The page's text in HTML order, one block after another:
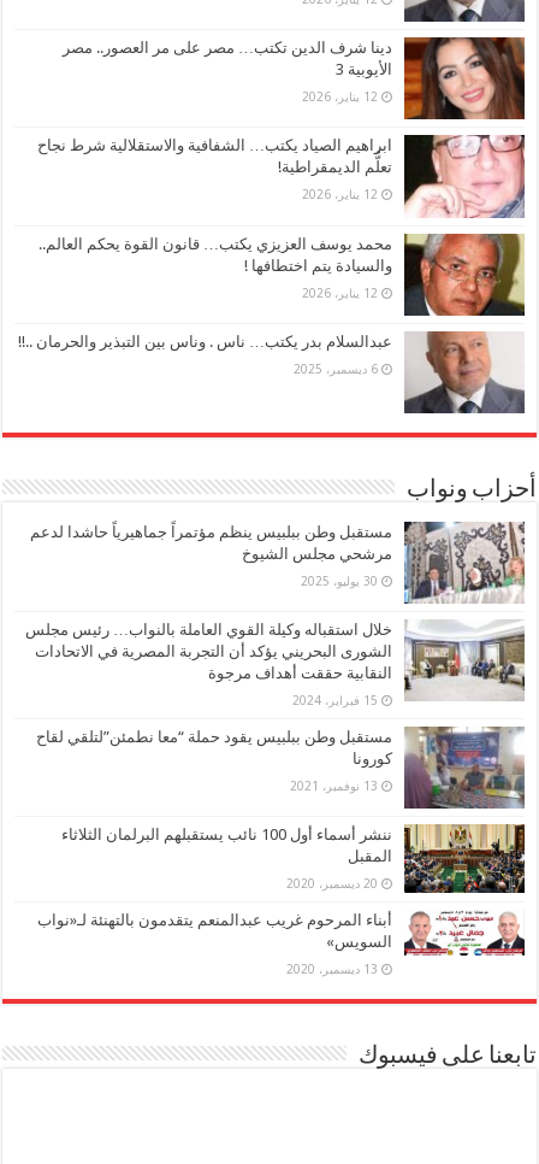
دينا شرف الدين تكتب… مصر على مر العصور.. مصر
الأيوبية 3
12 يناير، 2026
ابراهيم الصياد يكتب… الشفافية والاستقلالية شرط نجاح
تعلُّم الديمقراطية!
12 يناير، 2026
محمد يوسف العزيزي يكتب… قانون القوة يحكم العالم..
والسيادة يتم اختطافها !
12 يناير، 2026
عبدالسلام بدر يكتب… ناس . وناس بين التبذير والحرمان ..!!
6 ديسمبر، 2025
أحزاب ونواب
مستقبل وطن ببلبيس ينظم مؤتمراً جماهيرياً حاشدا لدعم
مرشحي مجلس الشيوخ
30 يوليو، 2025
خلال استقباله وكيلة القوي العاملة بالنواب… رئيس مجلس
الشورى البحريني يؤكد أن التجربة المصرية في الاتحادات
النقابية حققت أهداف مرجوة
15 فبراير، 2024
مستقبل وطن ببلبيس يقود حملة “معا نطمئن”لتلقي لقاح
كورونا
13 نوفمبر، 2021
ننشر أسماء أول 100 نائب يستقبلهم البرلمان الثلاثاء
المقبل
20 ديسمبر، 2020
أبناء المرحوم غريب عبدالمنعم يتقدمون بالتهنئة لـ«نواب
السويس»
13 ديسمبر، 2020
تابعنا على فيسبوك